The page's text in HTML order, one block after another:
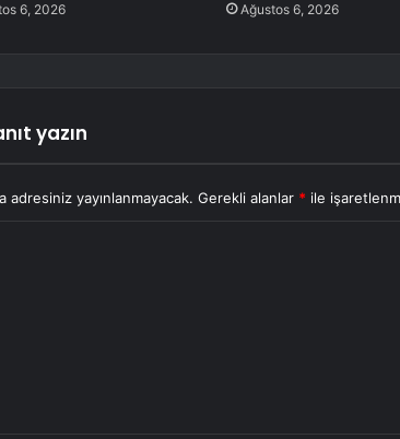
6, 2026 Ağustos 6, 2026
yazın
adresiniz yayınlanmayacak. Gerekli alanlar * ile